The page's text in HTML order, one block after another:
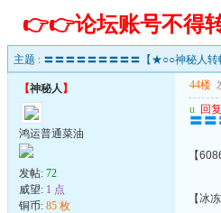
👉👉论坛账号不得
主题 : 〓〓〓〓〓〓〓〓〓【★○○神秘人
【神秘人 】
鸿运普通菜油
发帖: 72
威望: 1 点
铜币: 85 枚
44楼
u 回复
〓
【
【